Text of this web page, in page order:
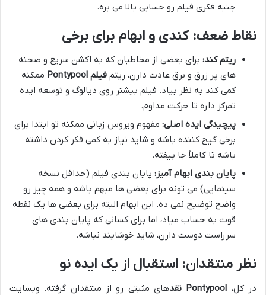
جنبه فکری فیلم رو حسابی بالا می بره.
نقاط ضعف: کندی و ابهام برای برخی
ریتم کند: برای بعضی از مخاطبان که به اکشن سریع و صحنه
های پر زرق و برق عادت دارن، ریتم فیلم Pontypool
ممکنه
کمی کند به نظر بیاد. فیلم بیشتر روی دیالوگ و توسعه ایده
تمرکز داره تا حرکت مداوم.
پیچیدگی ایده اصلی: مفهوم ویروس زبانی ممکنه تو ابتدا برای
برخی گیج کننده باشه و شاید نیاز به کمی فکر کردن داشته
باشه تا کاملاً جا بیفته.
پایان بندی ابهام آمیز: پایان بندی فیلم (حداقل نسخه
سینمایی) می تونه برای بعضی ها مبهم باشه و همه چیز رو
واضح توضیح نمی ده. این ابهام البته برای بعضی ها یک نقطه
قوت به حساب میاد، اما برای کسانی که پایان بندی های
سرراست دوست دارن، شاید خوشایند نباشه.
نظر منتقدان: استقبال از یک ایده نو
در کل، Pontypool نقد
های مثبتی رو از منتقدان گرفته. وبسایت